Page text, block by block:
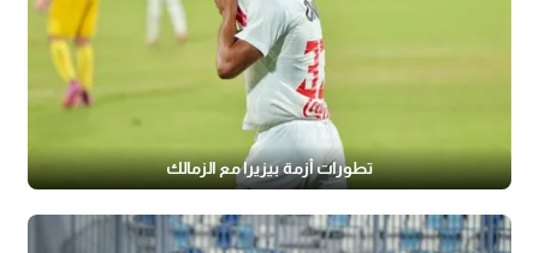
تطورات أزمة بيزيرا مع الزمالك